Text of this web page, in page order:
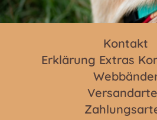
Kontakt
Erklärung Extras